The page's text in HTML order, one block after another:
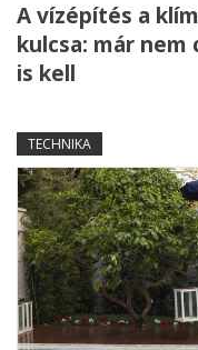
A vízépítés a
kulcsa: már
is kell
TECHNIKA